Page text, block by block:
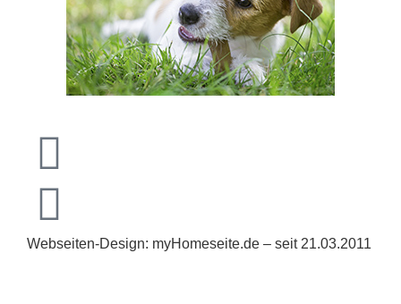
Webseiten-Design: myHomeseite.de – seit 21.03.2011